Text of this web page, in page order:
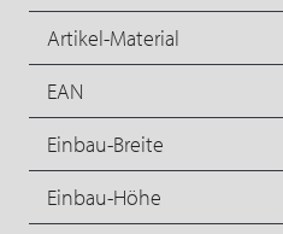
Artikel-Material
EAN
Einbau-Breite
Einbau-Höhe